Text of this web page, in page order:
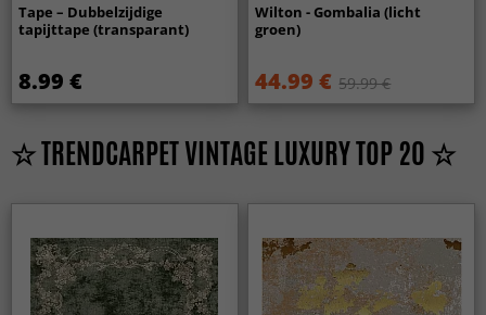
Tape – Dubbelzijdige
tapijttape (transparant)
8.99 €
Wilton - Gombalia (licht
groen)
44.99 € 59.99 €
☆ TRENDCARPET VINTAGE LUXURY TOP 20 ☆